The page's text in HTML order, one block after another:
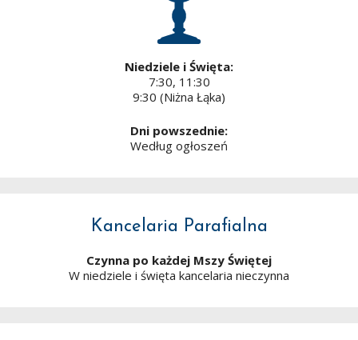
Niedziele i Święta:
7:30, 11:30
9:30 (Niżna Łąka)
Dni powszednie:
Według ogłoszeń
Kancelaria Parafialna
Czynna po każdej Mszy Świętej
W niedziele i święta kancelaria nieczynna